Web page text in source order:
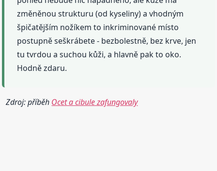
změněnou strukturu (od kyseliny) a vhodným
špičatějším nožíkem to inkriminované místo
postupně seškrábete - bezbolestně, bez krve, jen
tu tvrdou a suchou kůži, a hlavně pak to oko.
Hodně zdaru.
Zdroj: příběh Ocet a cibule zafungovaly